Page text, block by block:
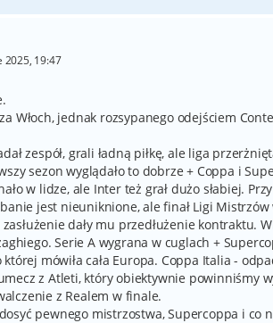
2025, 19:47
Włoch, jednak rozsypanego odejściem
zespół, grali ładną piłkę, ale liga
sezon wyglądało to dobrze + Coppa i
w lidze, ale Inter też grał dużo słabiej.
jest nieuniknione, ale finał Ligi
dały mu przedłużenie kontraktu.
Serie A wygrana w cuglach +
mówiła cała Europa. Coppa Italia -
z Atleti, który obiektywnie powinniśmy
z Realem w finale.
pewnego mistrzostwa, Supercoppa i